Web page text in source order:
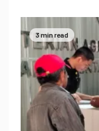
3 min read